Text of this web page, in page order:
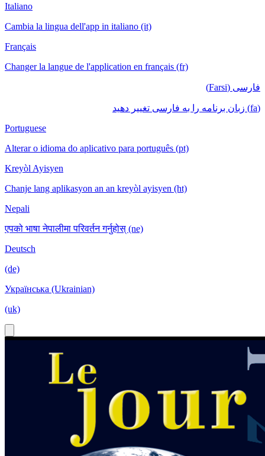
Italiano
Cambia la lingua dell'app in italiano (it)
Français
Changer la langue de l'application en français (fr)
فارسی (Farsi)
(fa) زبان برنامه را به فارسی تغییر دهید
Portuguese
Alterar o idioma do aplicativo para português (pt)
Kreyòl Ayisyen
Chanje lang aplikasyon an an kreyòl ayisyen (ht)
Nepali
एपको भाषा नेपालीमा परिवर्तन गर्नुहोस् (ne)
Deutsch
(de)
Українська (Ukrainian)
(uk)